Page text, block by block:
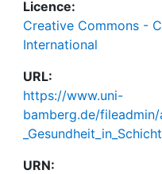
Licence:
Creative Commons -
International
URL:
https://www.uni-
bamberg.de/
URN: